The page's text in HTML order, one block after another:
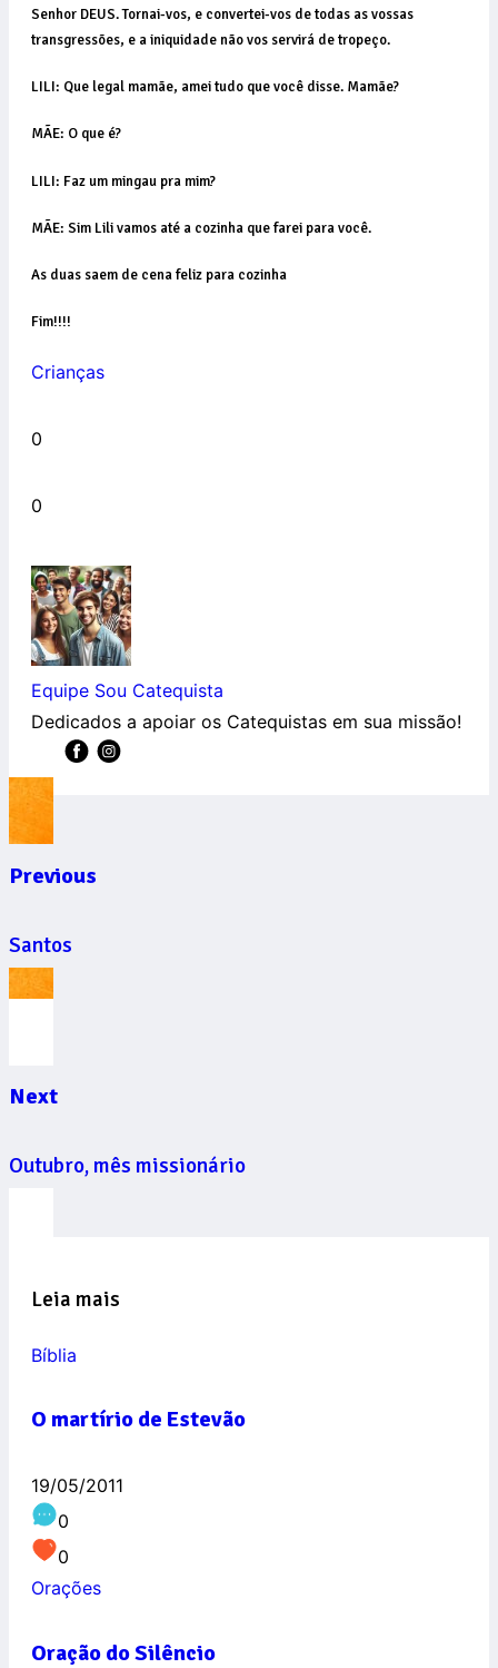
Senhor DEUS. Tornai-vos, e convertei-vos de todas as vossas
transgressões, e a iniquidade não vos servirá de tropeço.
LILI: Que legal mamãe, amei tudo que você disse. Mamãe?
MÃE: O que é?
LILI: Faz um mingau pra mim?
MÃE: Sim Lili vamos até a cozinha que farei para você.
As duas saem de cena feliz para cozinha
Fim!!!!
Crianças
0
0
Equipe Sou Catequista
Dedicados a apoiar os Catequistas em sua missão!
Previous
Santos
Next
Outubro, mês missionário
Leia mais
Bíblia
O martírio de Estevão
19/05/2011
0
0
Orações
Oração do Silêncio